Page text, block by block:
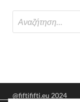
@fiftififti.eu 2024